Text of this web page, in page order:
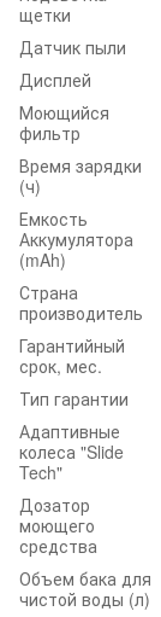
щетки
Датчик пыли
Дисплей
Моющийся
фильтр
Время зарядки
(ч)
Емкость
Аккумулятора
(mAh)
Страна
производитель
Гарантийный
срок, мес.
Тип гарантии
Адаптивные
колеса "Slide
Tech"
Дозатор
моющего
средства
Объем бака для
чистой воды (л)